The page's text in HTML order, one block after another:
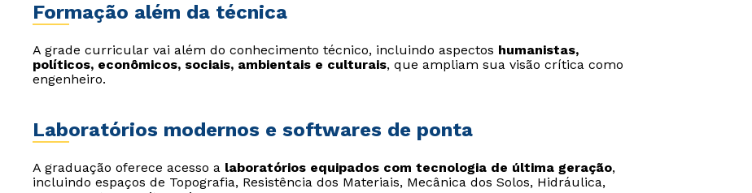
Formação além da técnica
A grade curricular vai além do conhecimento técnico, incluindo aspectos humanistas,
políticos, econômicos, sociais, ambientais e culturais, que ampliam sua visão crítica como
engenheiro.
Laboratórios modernos e softwares de ponta
A graduação oferece acesso a laboratórios equipados com tecnologia de última geração,
incluindo espaços de Topografia, Resistência dos Materiais, Mecânica dos Solos, Hidráulica,